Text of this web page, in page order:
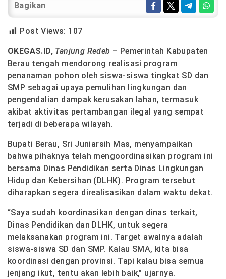
Bagikan
Post Views: 107
OKEGAS.ID, Tanjung Redeb – Pemerintah Kabupaten
Berau tengah mendorong realisasi program
penanaman pohon oleh siswa-siswa tingkat SD dan
SMP sebagai upaya pemulihan lingkungan dan
pengendalian dampak kerusakan lahan, termasuk
akibat aktivitas pertambangan ilegal yang sempat
terjadi di beberapa wilayah.
Bupati Berau, Sri Juniarsih Mas, menyampaikan
bahwa pihaknya telah mengoordinasikan program ini
bersama Dinas Pendidikan serta Dinas Lingkungan
Hidup dan Kebersihan (DLHK). Program tersebut
diharapkan segera direalisasikan dalam waktu dekat.
“Saya sudah koordinasikan dengan dinas terkait,
Dinas Pendidikan dan DLHK, untuk segera
melaksanakan program ini. Target awalnya adalah
siswa-siswa SD dan SMP. Kalau SMA, kita bisa
koordinasi dengan provinsi. Tapi kalau bisa semua
jenjang ikut, tentu akan lebih baik,” ujarnya.